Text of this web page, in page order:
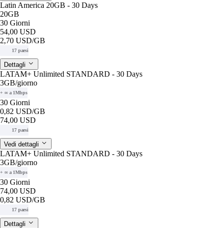
Latin America 20GB - 30 Days
20GB
30 Giorni
54,00 USD
2,70 USD/GB
17 paesi
Dettagli
LATAM+ Unlimited STANDARD - 30 Days
3GB/giorno
+ ∞ a 1Mbps
30 Giorni
0,82 USD/GB
74,00 USD
17 paesi
Vedi dettagli
LATAM+ Unlimited STANDARD - 30 Days
3GB/giorno
+ ∞ a 1Mbps
30 Giorni
74,00 USD
0,82 USD/GB
17 paesi
Dettagli